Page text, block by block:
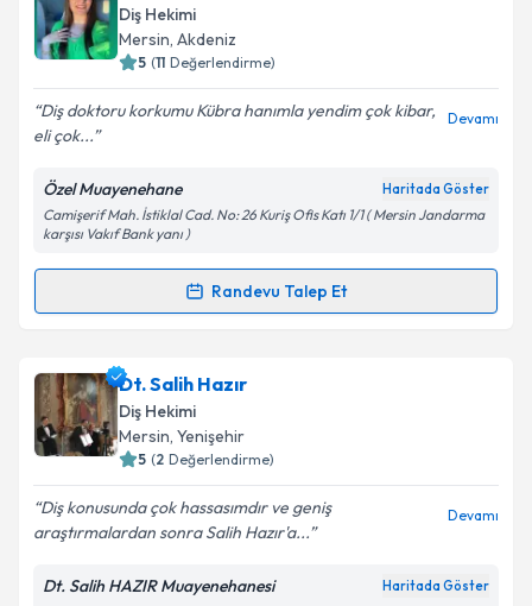
E-posta Adresiniz
kapsamda işlenmesini kabul ediyorum.
Takvim Talebini Gönder
Diş Hekimi
Mersin, Akdeniz
5 (11 Değerlendirme)
Diş doktoru korkumu Kübra hanımla yendim çok kibar,
eli çok...
Devamı
Özel Muayenehane Haritada Göster
Camişerif Mah. İstiklal Cad. No: 26 Kuriş Ofis Katı 1/1 ( Mersin Jandarma
karşısı Vakıf Bank yanı )
Randevu Talep Et
Randevu Takvimi Talebi
Dt. Kübra Güneşiçin randevu takvimi talebi
oluşturun. Size bu uzmandan randevu almanız için bir
takvim hazırlandığında e-posta ile bilgilendireceğiz.
Kişisel verilerimin işlenmesine ilişkin Aydınlatma
Dt. Salih Hazır
Diş Hekimi
Mersin, Yenişehir
5 (2 Değerlendirme)
Diş konusunda çok hassasımdır ve geniş
araştırmalardan sonra Salih Hazır'a...
Devamı
Dt. Salih HAZIR Muayenehanesi Haritada Göster